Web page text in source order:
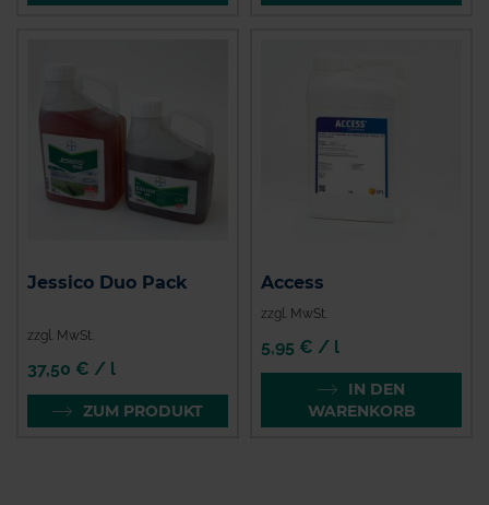
Jessico Duo Pack
zzgl. MwSt.
37,50 € / l
ZUM PRODUKT
Access
zzgl. MwSt.
5,95 € / l
IN DEN
WARENKORB